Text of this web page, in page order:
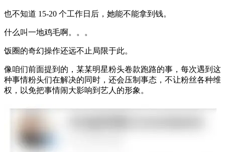
也不知道 15-20 个工作日后，她能不能拿到钱。
什么叫一地鸡毛啊。。。
饭圈的奇幻操作还远不止局限于此。
像咱们前面提到的，某某明星粉头卷款跑路的事，每次遇到这
种事情粉头们在解决的同时，还会压制事态，不让粉丝各种维
权，以免把事情闹大影响到艺人的形象。